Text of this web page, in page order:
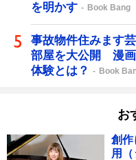
を明かす
Book Bang
事故物件住みます
部屋を大公開 漫画
体験とは？
Book
お
創
用